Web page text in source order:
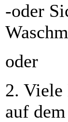
-oder
oder
2. Viele
auf